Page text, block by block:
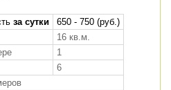
за сутки
650 - 750 (руб.)
16 кв.м.
1
6